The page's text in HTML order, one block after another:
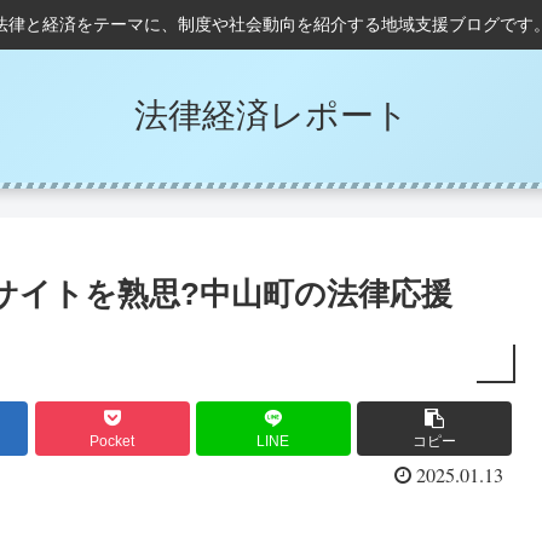
律と経済をテーマに、制度や社会動向を紹介する地域支援ブログです
法律経済レポート
イトを熟思?中山町の法律応援
Pocket LINE コピー
2025.01.13